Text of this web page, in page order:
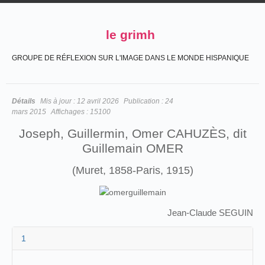
le grimh
GROUPE DE RÉFLEXION SUR L'IMAGE DANS LE MONDE HISPANIQUE
Détails Mis à jour : 12 avril 2026 Publication : 24
mars 2015 Affichages : 15100
Joseph, Guillermin, Omer CAHUZÈS, dit
Guillemain OMER
(Muret, 1858-Paris, 1915)
Jean-Claude SEGUIN
1